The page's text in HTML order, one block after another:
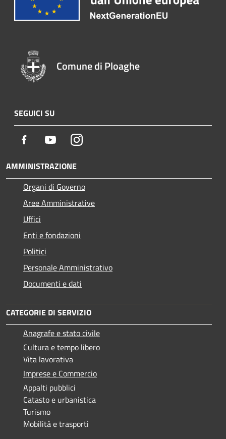
Comune di Ploaghe
SEGUICI SU
Facebook YoutubeInstagram
AMMINISTRAZIONE
Organi di Governo
Aree Amministrative
Uffici
Enti e fondazioni
Politici
Personale Amministrativo
Documenti e dati
CATEGORIE DI SERVIZIO
Anagrafe e stato civile
Cultura e tempo libero
Vita lavorativa
Imprese e Commercio
Appalti pubblici
Catasto e urbanistica
Turismo
Mobilità e trasporti